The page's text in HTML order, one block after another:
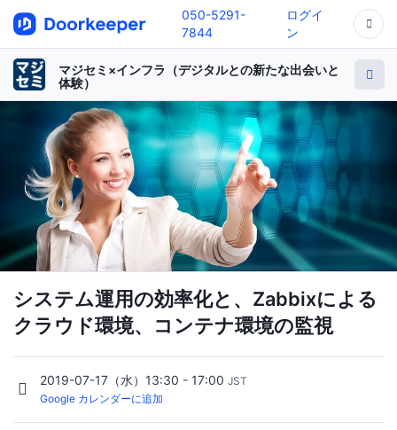
050-5291-
7844
ログイ
ン
マジセミ×インフラ（デジタルとの新たな出会いと
体験）
システム運用の効率化と、Zabbixによる
クラウド環境、コンテナ環境の監視
2019-07-17（水）13:30 - 17:00 JST
Google カレンダーに追加